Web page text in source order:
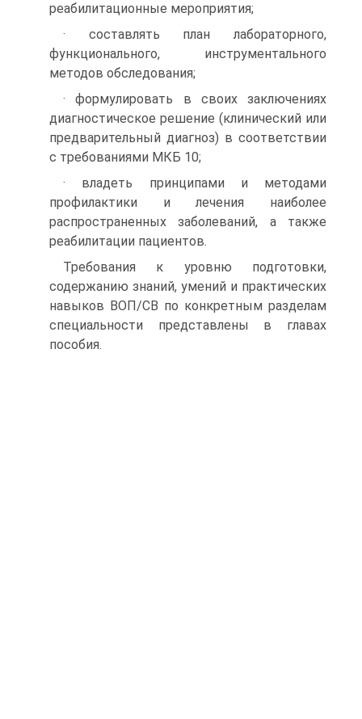
реабилитационные мероприятия;
· составлять план лабораторного,
функционального, инструментального
методов обследования;
· формулировать в своих заключениях
диагностическое решение (клинический или
предварительный диагноз) в соответствии
с требованиями МКБ 10;
· владеть принципами и методами
профилактики и лечения наиболее
распространенных заболеваний, а также
реабилитации пациентов.
Требования к уровню подготовки,
содержанию знаний, умений и практических
навыков ВОП/СВ по конкретным разделам
специальности представлены в главах
пособия.